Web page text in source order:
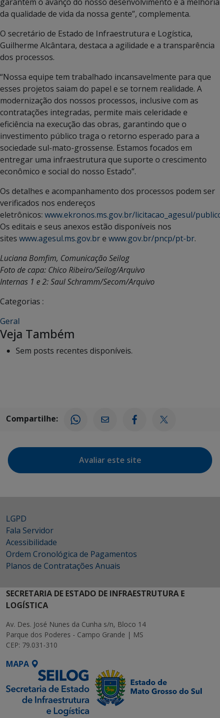
da qualidade de vida da nossa gente”, complementa.
O secretário de Estado de Infraestrutura e Logística,
Guilherme Alcântara, destaca a agilidade e a transparência
dos processos.
“Nossa equipe tem trabalhado incansavelmente para que
esses projetos saiam do papel e se tornem realidade. A
modernização dos nossos processos, inclusive com as
contratações integradas, permite mais celeridade e
eficiência na execução das obras, garantindo que o
investimento público traga o retorno esperado para a
sociedade sul-mato-grossense. Estamos focados em
entregar uma infraestrutura que suporte o crescimento
econômico e social do nosso Estado”.
Os detalhes e acompanhamento dos processos podem ser
verificados nos endereços
eletrônicos: www.ekronos.ms.gov.br/licitacao_agesul/
Os editais e seus anexos estão disponíveis nos
sites www.agesul.ms.gov.bre www.gov.br/pncp/pt-br.
Luciana Bomfim, Comunicação Seilog
Foto de capa: Chico Ribeiro/Seilog/Arquivo
Internas 1 e 2: Saul Schramm/Secom/Arquivo
Categorias :
Geral
Veja Também
Sem posts recentes disponíveis.
Compartilhe:
Avaliar este site
LGPD
Fala Servidor
Acessibilidade
Ordem Cronológica de Pagamentos
Planos de Contratações Anuais
SECRETARIA DE ESTADO DE INFRAESTRUTURA E
LOGÍSTICA
Av. Des. José Nunes da Cunha s/n, Bloco 14
Parque dos Poderes - Campo Grande | MS
CEP: 79.031-310
MAPA